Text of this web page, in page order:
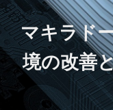
マキラド
境の改善